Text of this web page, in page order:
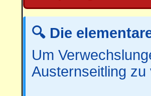
🔍 Die
Um
Austernseitling